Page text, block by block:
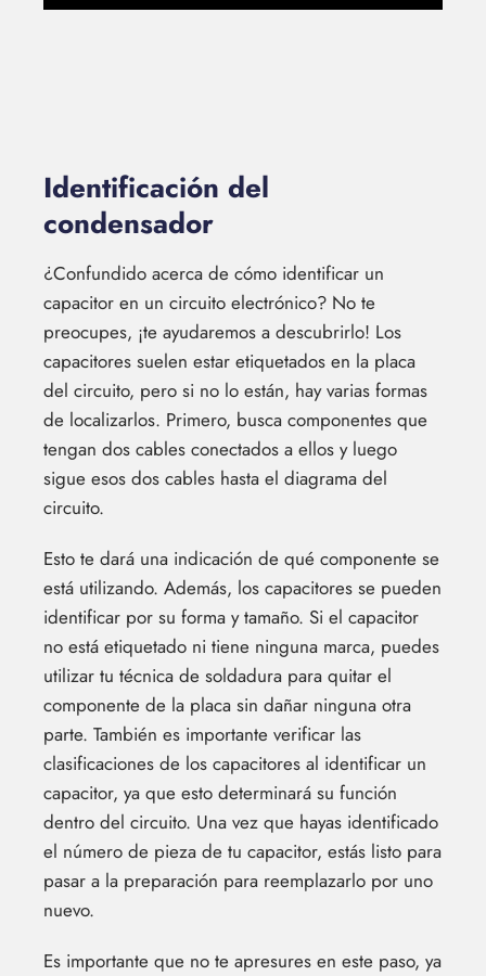
Identificación del
condensador
¿Confundido acerca de cómo identificar un
capacitor en un circuito electrónico? No te
preocupes, ¡te ayudaremos a descubrirlo! Los
capacitores suelen estar etiquetados en la placa
del circuito, pero si no lo están, hay varias formas
de localizarlos. Primero, busca componentes que
tengan dos cables conectados a ellos y luego
sigue esos dos cables hasta el diagrama del
circuito.
Esto te dará una indicación de qué componente se
está utilizando. Además, los capacitores se pueden
identificar por su forma y tamaño. Si el capacitor
no está etiquetado ni tiene ninguna marca, puedes
utilizar tu técnica de soldadura para quitar el
componente de la placa sin dañar ninguna otra
parte. También es importante verificar las
clasificaciones de los capacitores al identificar un
capacitor, ya que esto determinará su función
dentro del circuito. Una vez que hayas identificado
el número de pieza de tu capacitor, estás listo para
pasar a la preparación para reemplazarlo por uno
nuevo.
Es importante que no te apresures en este paso, ya